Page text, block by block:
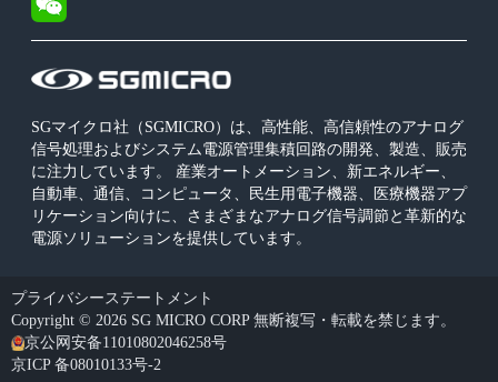
SGマイクロ社（SGMICRO）は、高性能、高信頼性のアナログ
信号処理およびシステム電源管理集積回路の開発、製造、販売
に注力しています。 産業オートメーション、新エネルギー、
自動車、通信、コンピュータ、民生用電子機器、医療機器アプ
リケーション向けに、さまざまなアナログ信号調節と革新的な
電源ソリューションを提供しています。
プライバシーステートメント
Copyright © 2026 SG MICRO CORP 無断複写・転載を禁じます。
京公网安备11010802046258号
京ICP 备08010133号-2